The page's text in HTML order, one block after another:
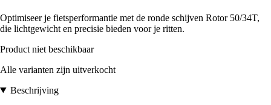
Optimiseer je fietsperformantie met de ronde schijven Rotor 50/34T,
die lichtgewicht en precisie bieden voor je ritten.
Product niet beschikbaar
Alle varianten zijn uitverkocht
Beschrijving